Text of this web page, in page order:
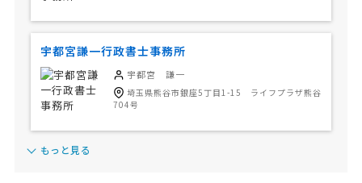
宇都宮謙一行政書士事務所
宇都宮 謙一
埼玉県熊谷市銀座5丁目1-15 ライフプラザ熊谷
704号
もっと見る